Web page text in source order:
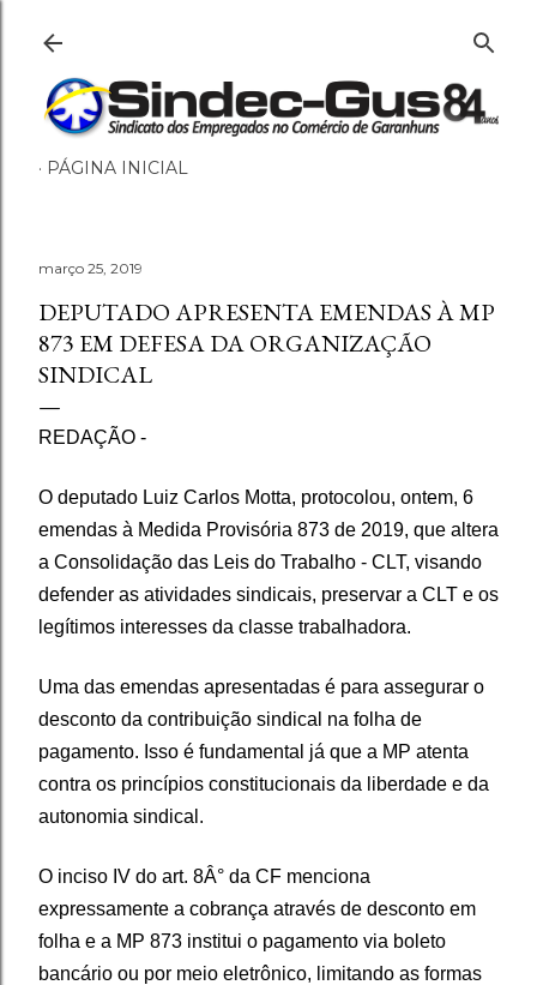
PÁGINA INICIAL
março 25, 2019
DEPUTADO APRESENTA EMENDAS À MP
873 EM DEFESA DA ORGANIZAÇÃO
SINDICAL
REDAÇÃO -
O deputado Luiz Carlos Motta, protocolou, ontem, 6
emendas à Medida Provisória 873 de 2019, que altera
a Consolidação das Leis do Trabalho - CLT, visando
defender as atividades sindicais, preservar a CLT e os
legítimos interesses da classe trabalhadora.
Uma das emendas apresentadas é para assegurar o
desconto da contribuição sindical na folha de
pagamento. Isso é fundamental já que a MP atenta
contra os princípios constitucionais da liberdade e da
autonomia sindical.
O inciso IV do art. 8Â° da CF menciona
expressamente a cobrança através de desconto em
folha e a MP 873 institui o pagamento via boleto
bancário ou por meio eletrônico, limitando as formas